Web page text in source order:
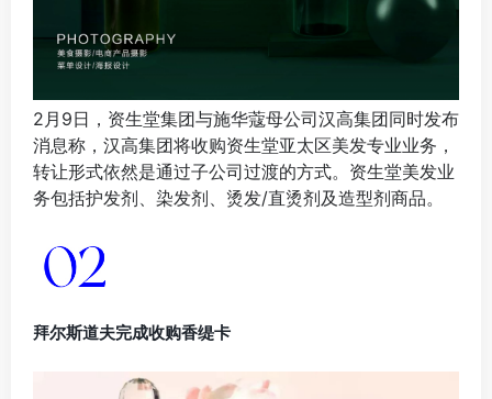
务包括护发剂、染发剂、烫发/直烫剂及造型剂商品。
拜尔斯道夫完成收购香缇卡